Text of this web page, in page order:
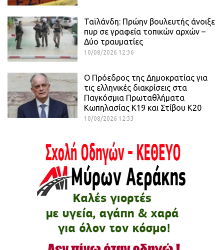
Ταϊλάνδη: Πρώην βουλευτής άνοιξε
πυρ σε γραφεία τοπικών αρχών –
Δύο τραυματίες
10/08/2026 12:36
Ο Πρόεδρος της Δημοκρατίας για
τις ελληνικές διακρίσεις στα
Παγκόσμια Πρωταθλήματα
Κωπηλασίας Κ19 και Στίβου Κ20
10/08/2026 12:33